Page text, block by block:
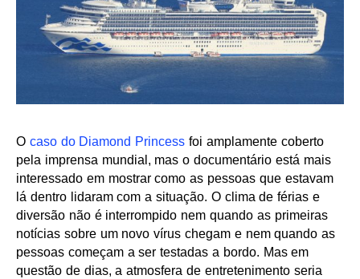
O caso do Diamond Princess foi amplamente coberto
pela imprensa mundial, mas o documentário está mais
interessado em mostrar como as pessoas que estavam
lá dentro lidaram com a situação. O clima de férias e
diversão não é interrompido nem quando as primeiras
notícias sobre um novo vírus chegam e nem quando as
pessoas começam a ser testadas a bordo. Mas em
questão de dias, a atmosfera de entretenimento seria